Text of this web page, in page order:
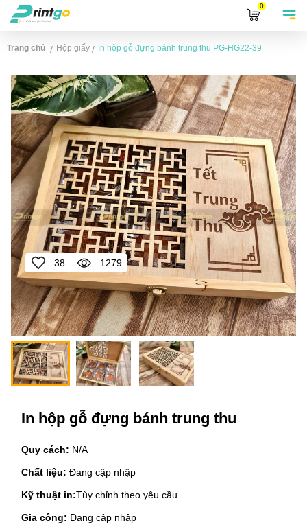
0
Trang chủ / Hộp giấy / In hộp gỗ đựng bánh trung thu PG-HG22-39
38 1279
In hộp gỗ đựng bánh trung thu
Quy cách: N/A
Chất liệu: Đang cập nhập
Kỹ thuật in:Tùy chỉnh theo yêu cầu
Gia công: Đang cập nhập